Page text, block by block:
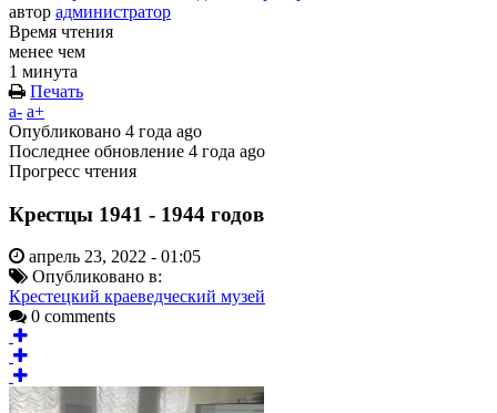
автор администратор
Время чтения
менее чем
1 минута
Печать
a- a+
Опубликовано 4 года ago
Последнее обновление 4 года ago
Прогресс чтения
Крестцы 1941 - 1944 годов
апрель 23, 2022 - 01:05
Опубликовано в:
Крестецкий краеведческий музей
0 comments